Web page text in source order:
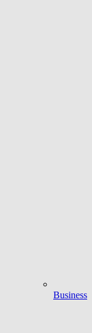
Business